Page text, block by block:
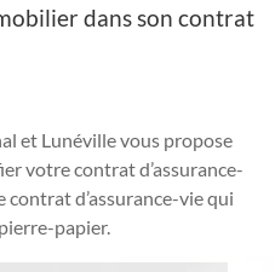
dans son contrat
et Lunéville vous propose
votre contrat d’assurance-
d’assurance-vie qui
papier.